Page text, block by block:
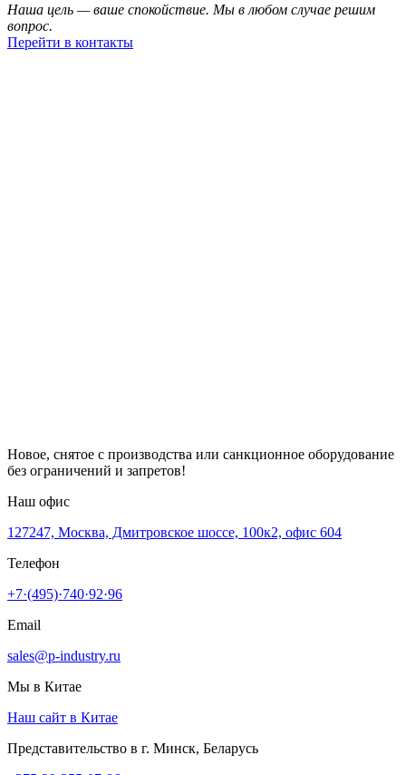
Наша цель — ваше спокойствие. Мы в любом случае решим
вопрос.
Перейти в контакты
Новое, снятое с производства или санкционное оборудование
без ограничений и запретов!
Наш офис
127247, Москва, Дмитровское шоссе, 100к2, офис 604
Телефон
+7·(495)·740·92·96
Email
sales@p-industry.ru
Мы в Китае
Наш сайт в Китае
Представительство в г. Минск, Беларусь